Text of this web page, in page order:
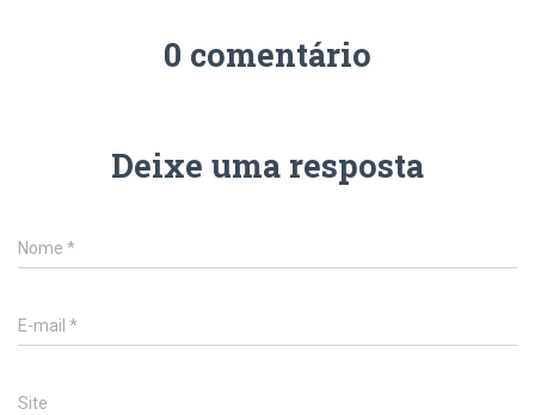
0 comentário
Deixe uma resposta
Nome *
E-mail *
Site